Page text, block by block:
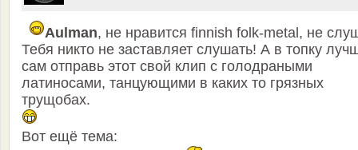
Aulman, не нравится finnish folk-metal, не
Тебя никто не заставляет слушать! А в топку
сам отправь этот свой клип с голодраными
латиносами, танцующими в каких то грязных
трущобах.
Вот ещё тема: